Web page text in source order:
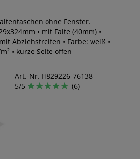
ohne Fenster.
• mit Falte (40mm) •
Abziehstreifen • Farbe: weiß •
• kurze Seite offen
Art.-Nr. H829226-76138
5/5
(6)